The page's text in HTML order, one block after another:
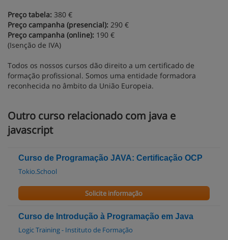
Preço tabela: 380 €
Preço campanha (presencial): 290 €
Preço campanha (online): 190 €
(Isenção de IVA)
Todos os nossos cursos dão direito a um certificado de
formação profissional. Somos uma entidade formadora
reconhecida no âmbito da União Europeia.
Outro curso relacionado com java e
javascript
Curso de Programação JAVA: Certificação OCP
Tokio.School
Solicite informação
Curso de Introdução à Programação em Java
Logic Training - Instituto de Formação